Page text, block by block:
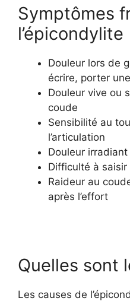
Symptômes
l’épicondylite
Douleur lors de
écrire, porter
Douleur vive ou
coude
Sensibilité au
l’articulation
Douleur
Difficulté à
Raideur au
après l’effort
Quelles sont
Les causes de